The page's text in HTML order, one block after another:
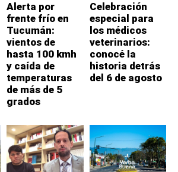
Alerta por
frente frío en
Tucumán:
vientos de
hasta 100 kmh
y caída de
temperaturas
de más de 5
grados
Celebración
especial para
los médicos
veterinarios:
conocé la
historia detrás
del 6 de agosto